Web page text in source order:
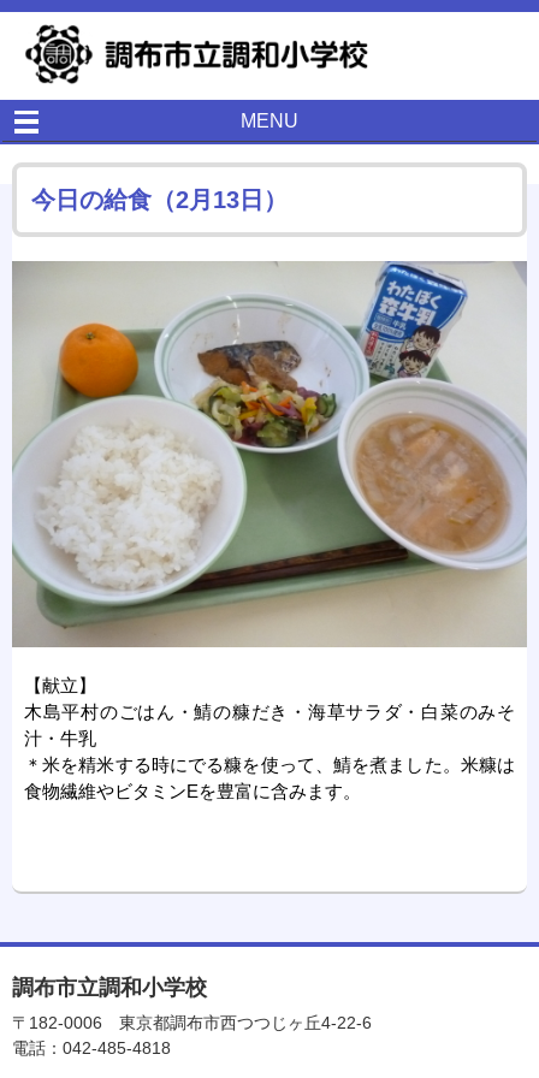
MENU
今日の給食（2月13日）
【献立】
木島平村のごはん・鯖の糠だき・海草サラダ・白菜のみそ
汁・牛乳
＊米を精米する時にでる糠を使って、鯖を煮ました。米糠は
食物繊維やビタミンEを豊富に含みます。
調布市立調和小学校
〒182-0006
東京都調布市西つつじヶ丘4-22-6
電話：042-485-4818